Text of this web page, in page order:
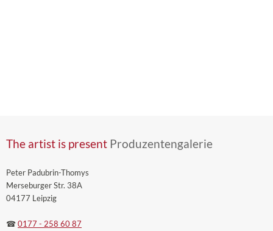
The artist is present Produzentengalerie
Peter Padubrin-Thomys
Merseburger Str. 38A
04177 Leipzig
☎ 0177 - 258 60 87